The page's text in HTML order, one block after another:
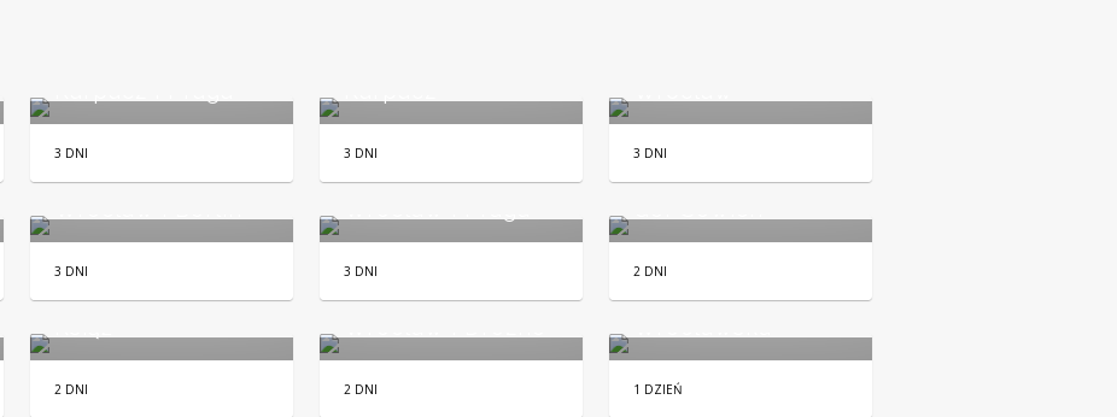
3 DNI 3 DNI 3 DNI
3 DNI 3 DNI
Wrocław i Tajemnice
2 DNI
Wrocław i Zamek
2 DNI 2 DNI
Starówka
1 DZIEŃ